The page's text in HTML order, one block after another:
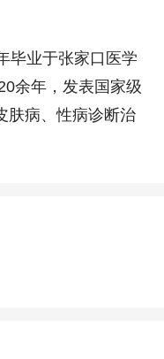
毕业于张家口医学
余年，发表国家级
肤病、性病诊断治